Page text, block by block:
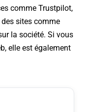
comme Trustpilot,
sites comme
la société. Si vous
elle est également